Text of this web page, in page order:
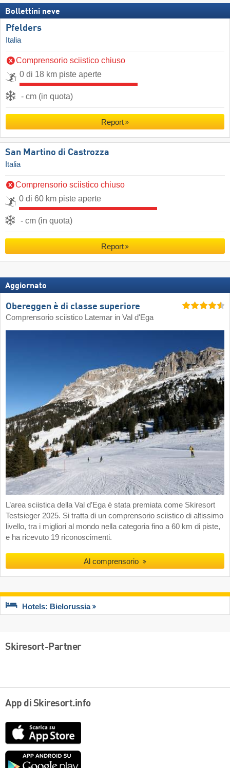
Bollettini neve
Pfelders
Italia
Comprensorio sciistico chiuso
0 di 18 km piste aperte
- cm (in quota)
Report
San Martino di Castrozza
Italia
Comprensorio sciistico chiuso
0 di 60 km piste aperte
- cm (in quota)
Report
Aggiornato
Obereggen è di classe superiore
Comprensorio sciistico Latemar in Val d'Ega
L’area sciistica della Val d’Ega è stata premiata come Skiresort
Testsieger 2025. Si tratta di un comprensorio sciistico di altissimo
livello, tra i migliori al mondo nella categoria fino a 60 km di piste,
e ha ricevuto 19 riconoscimenti.
Al comprensorio
Hotels: Bielorussia
Skiresort-Partner
App di Skiresort.info
Google